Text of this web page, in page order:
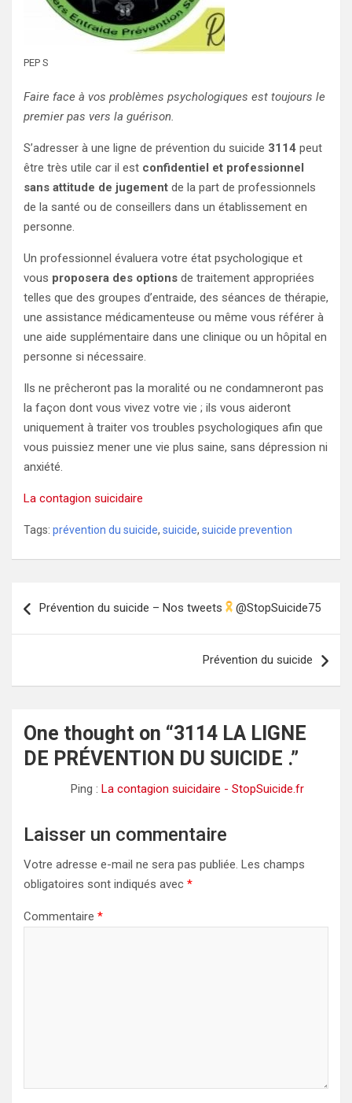
PEP S
Faire face à vos problèmes psychologiques est toujours le
premier pas vers la guérison.
S’adresser à une ligne de prévention du suicide 3114 peut
être très utile car il est confidentiel et professionnel
sans attitude de jugement de la part de professionnels
de la santé ou de conseillers dans un établissement en
personne.
Un professionnel évaluera votre état psychologique et
vous proposera des options de traitement appropriées
telles que des groupes d’entraide, des séances de thérapie,
une assistance médicamenteuse ou même vous référer à
une aide supplémentaire dans une clinique ou un hôpital en
personne si nécessaire.
Ils ne prêcheront pas la moralité ou ne condamneront pas
la façon dont vous vivez votre vie ; ils vous aideront
uniquement à traiter vos troubles psychologiques afin que
vous puissiez mener une vie plus saine, sans dépression ni
anxiété.
La contagion suicidaire
Tags: prévention du suicide, suicide, suicide prevention
de
Prévention du suicide – Nos tweets @StopSuicide75
Prévention du suicide
One thought on “3114 LA LIGNE
DE PRÉVENTION DU SUICIDE .”
Ping : La contagion suicidaire - StopSuicide.fr
Laisser un commentaire
Votre adresse e-mail ne sera pas publiée. Les champs
obligatoires sont indiqués avec *
Commentaire *